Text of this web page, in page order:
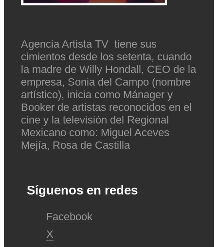
Agencia Artista TV tiene sus
cimientos desde los setenta, cuando
la madre de Willy Hondall, CEO de la
empresa, Sonia del Campo (nombre
artístico), inicia como Mánager y
Booker de artistas reconocidos en el
cine y la televisión del Regional
Mexicano como: Miguel Aceves
Mejía, Rosa de Castilla
Síguenos en redes
Facebook
X